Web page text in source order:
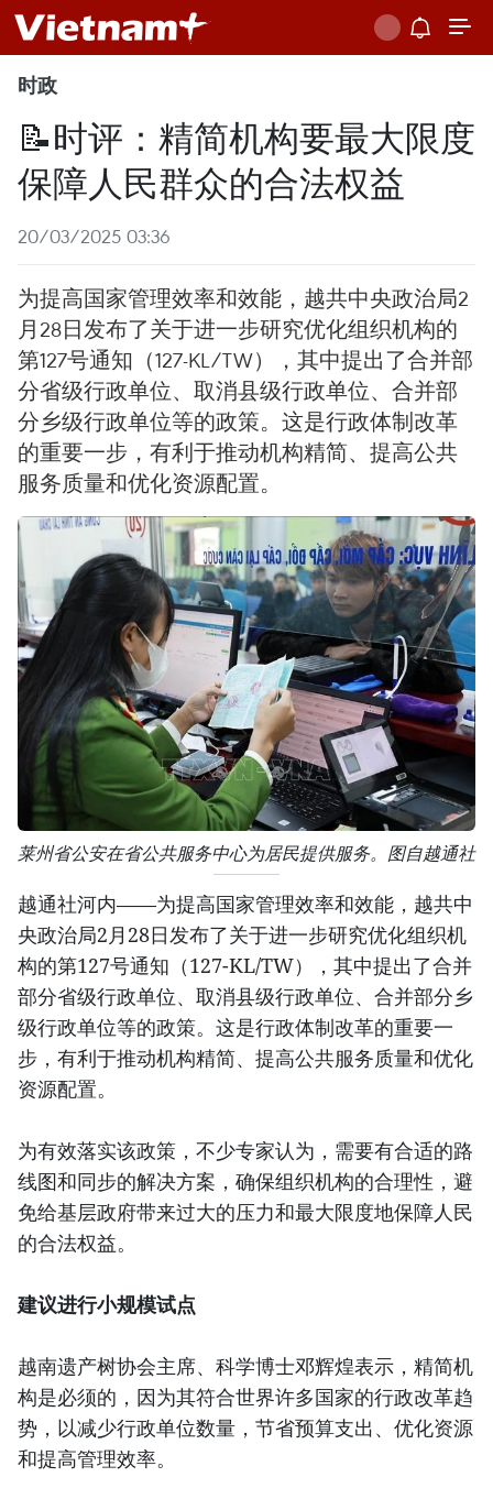
时政
📝时评：精简机构要最大限度
保障人民群众的合法权益
20/03/2025 03:36
为提高国家管理效率和效能，越共中央政治局2
月28日发布了关于进一步研究优化组织机构的
第127号通知（127-KL/TW），其中提出了合并部
分省级行政单位、取消县级行政单位、合并部
分乡级行政单位等的政策。这是行政体制改革
的重要一步，有利于推动机构精简、提高公共
服务质量和优化资源配置。
莱州省公安在省公共服务中心为居民提供服务。图自越通社
越通社河内——为提高国家管理效率和效能，越共中
央政治局2月28日发布了关于进一步研究优化组织机
构的第127号通知（127-KL/TW），其中提出了合并
部分省级行政单位、取消县级行政单位、合并部分乡
级行政单位等的政策。这是行政体制改革的重要一
步，有利于推动机构精简、提高公共服务质量和优化
资源配置。
为有效落实该政策，不少专家认为，需要有合适的路
线图和同步的解决方案，确保组织机构的合理性，避
免给基层政府带来过大的压力和最大限度地保障人民
的合法权益。
建议进行小规模试点
越南遗产树协会主席、科学博士邓辉煌表示，精简机
构是必须的，因为其符合世界许多国家的行政改革趋
势，以减少行政单位数量，节省预算支出、优化资源
和提高管理效率。